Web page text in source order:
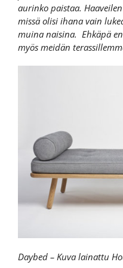
aurinko paistaa.
missä olisi ihana vain
muina naisina. Ehkäpä
myös meidän
Daybed – Kuva lainattu